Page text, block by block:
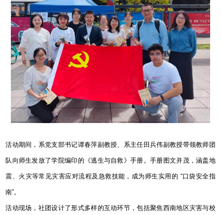
活动期间，系党支部书记谭春萍副教授、系主任田兵伟副教授带领教师团
队向师生发放了学院编印的《逃生与自救》手册。手册图文并茂，涵盖地
震、火灾等常见灾害应对流程及急救技能，成为师生实用的 “口袋安全指
南”。
活动现场，社团设计了形式多样的互动环节，包括聚焦西南地区灾害与校